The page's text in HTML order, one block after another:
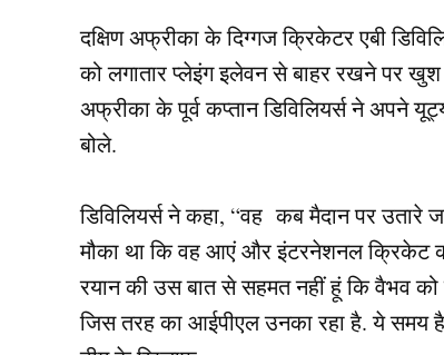
दक्षिण अफ्रीका के दिग्गज क्रिकेटर एबी
को लगातार प्लेइंग इलेवन से बाहर रखने पर खुश
अफ्रीका के पूर्व कप्तान डिविलियर्स ने
बोले.
डिविलियर्स ने कहा, “वह कब मैदान पर
मौका था कि वह आएं और इंटरनेशनल क्रिकेट
रयान की उस बात से सहमत नहीं हूं कि वैभव
जिस तरह का आईपीएल उनका रहा है. ये